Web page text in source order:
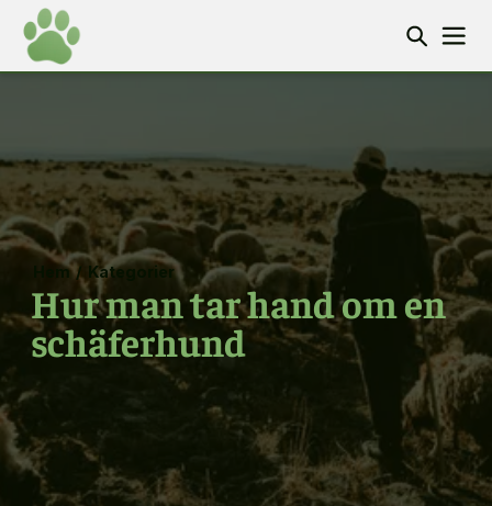
Hem / Kategorier
Hur man tar hand om en
schäferhund